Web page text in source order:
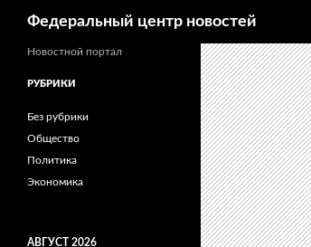
Федеральный центр новостей
Новостной портал
РУБРИКИ
Без рубрики
Общество
Политика
Экономика
АВГУСТ 2026